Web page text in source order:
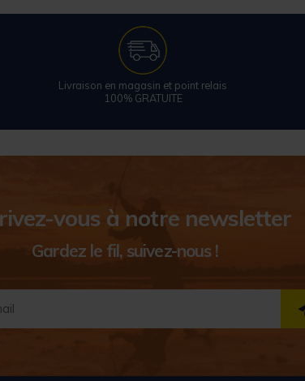
Livraison en magasin et point relais
100% GRATUITE
vous à notre newsletter
Gardez le fil, suivez-nous !